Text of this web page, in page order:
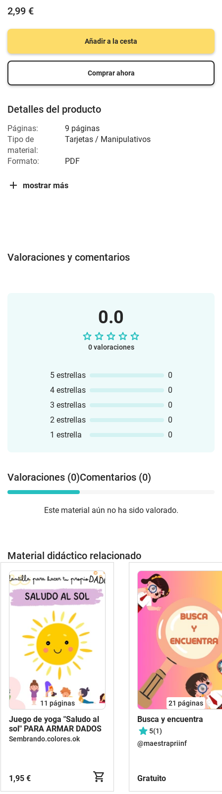
2,99 €
Añadir a la cesta
Comprar ahora
Detalles del producto
Páginas:
9 páginas
Tipo de
material:
Tarjetas / Manipulativos
Formato: PDF
mostrar más
Valoraciones y comentarios
0.0
0 valoraciones
5 estrellas
0
4 estrellas
0
3 estrellas
0
2 estrellas
0
1 estrella
0
Valoraciones (0)Comentarios (0)
Este material aún no ha sido valorado.
Material didáctico relacionado
11 páginas
Juego de yoga "Saludo al
sol" PARA ARMAR DADOS
Sembrando.colores.ok
1,95 €
21 páginas
Busca y encuentra
5(1)
@maestrapriinf
Gratuito